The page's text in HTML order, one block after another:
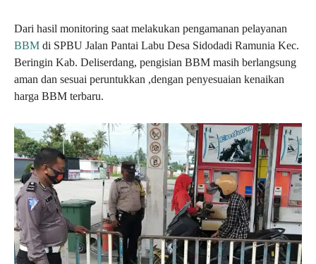
Dari hasil monitoring saat melakukan pengamanan pelayanan
BBM di SPBU Jalan Pantai Labu Desa Sidodadi Ramunia Kec.
Beringin Kab. Deliserdang, pengisian BBM masih berlangsung
aman dan sesuai peruntukkan ,dengan penyesuaian kenaikan
harga BBM terbaru.